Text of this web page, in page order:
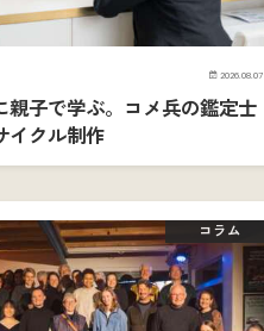
2026.08.07
親子で学ぶ。コメ兵の鑑定士
イクル制作
コラム